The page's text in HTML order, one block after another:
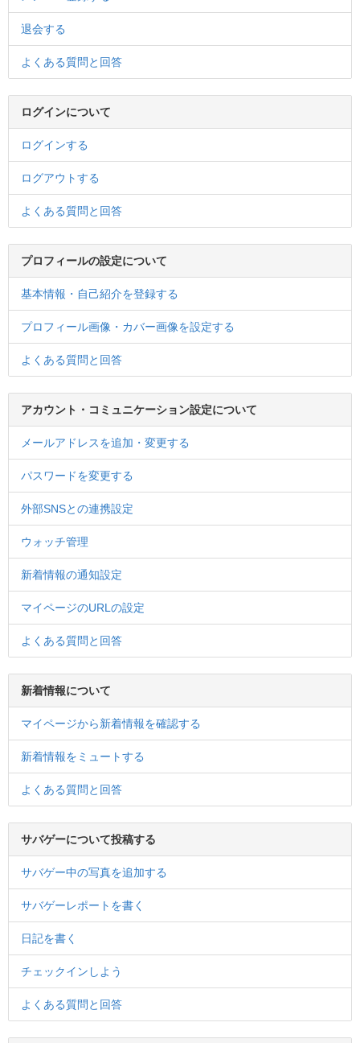
退会する
よくある質問と回答
ログインについて
ログインする
ログアウトする
よくある質問と回答
プロフィールの設定について
基本情報・自己紹介を登録する
プロフィール画像・カバー画像を設定する
よくある質問と回答
アカウント・コミュニケーション設定について
メールアドレスを追加・変更する
パスワードを変更する
外部SNSとの連携設定
ウォッチ管理
新着情報の通知設定
マイページのURLの設定
よくある質問と回答
新着情報について
マイページから新着情報を確認する
新着情報をミュートする
よくある質問と回答
サバゲーについて投稿する
サバゲー中の写真を追加する
サバゲーレポートを書く
日記を書く
チェックインしよう
よくある質問と回答